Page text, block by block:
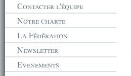
Contacter l'équipe
Notre charte
La Fédération
Newsletter
Evenements